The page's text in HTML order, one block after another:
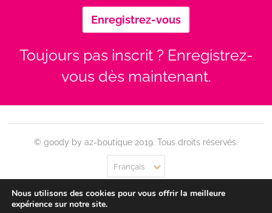
Enregistrez-vous
Toujours pas inscrit ? Enregistrez-
vous dès maintenant.
© goody by az-boutique 2019. Tous droits réservés.
Français
Contact Se connecter Confidentialité CGU
Nous utilisons des cookies pour vous offrir la meilleure
expérience sur notre site.